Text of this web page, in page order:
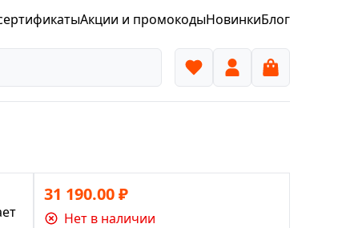
Акции и промокодыНовинкиБлог
31 190.00₽
Нет в наличии